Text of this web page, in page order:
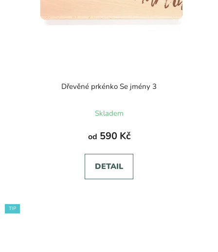
Dřevěné prkénko Se jmény 3
Skladem
od 590 Kč
DETAIL
TIP